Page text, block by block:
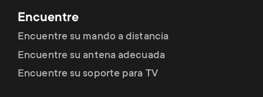
Encuentre
Encuentre su mando a distancia
Encuentre su antena adecuada
Encuentre su soporte para TV